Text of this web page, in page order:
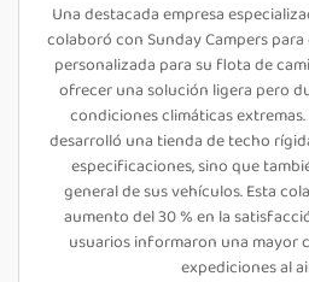
Una destacada empresa
colaboró con Sunday Campers
personalizada para su flota de
ofrecer una solución ligera pero
condiciones climáticas
desarrolló una tienda de techo
especificaciones, sino que
general de sus vehículos. Esta
aumento del 30 % en la
usuarios informaron una mayor
expediciones al